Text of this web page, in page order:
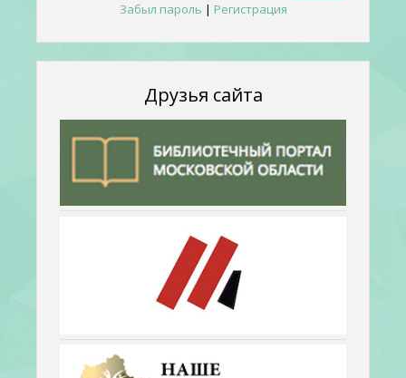
Забыл пароль | Регистрация
Друзья сайта